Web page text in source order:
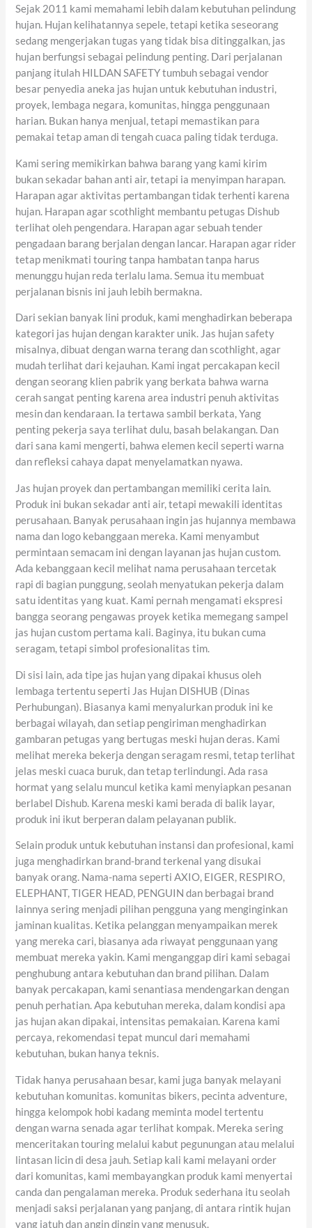
Sejak 2011 kami memahami lebih dalam kebutuhan pelindung
hujan. Hujan kelihatannya sepele, tetapi ketika seseorang
sedang mengerjakan tugas yang tidak bisa ditinggalkan, jas
hujan berfungsi sebagai pelindung penting. Dari perjalanan
panjang itulah HILDAN SAFETY tumbuh sebagai vendor
besar penyedia aneka jas hujan untuk kebutuhan industri,
proyek, lembaga negara, komunitas, hingga penggunaan
harian. Bukan hanya menjual, tetapi memastikan para
pemakai tetap aman di tengah cuaca paling tidak terduga.
Kami sering memikirkan bahwa barang yang kami kirim
bukan sekadar bahan anti air, tetapi ia menyimpan harapan.
Harapan agar aktivitas pertambangan tidak terhenti karena
hujan. Harapan agar scothlight membantu petugas Dishub
terlihat oleh pengendara. Harapan agar sebuah tender
pengadaan barang berjalan dengan lancar. Harapan agar rider
tetap menikmati touring tanpa hambatan tanpa harus
menunggu hujan reda terlalu lama. Semua itu membuat
perjalanan bisnis ini jauh lebih bermakna.
Dari sekian banyak lini produk, kami menghadirkan beberapa
kategori jas hujan dengan karakter unik. Jas hujan safety
misalnya, dibuat dengan warna terang dan scothlight, agar
mudah terlihat dari kejauhan. Kami ingat percakapan kecil
dengan seorang klien pabrik yang berkata bahwa warna
cerah sangat penting karena area industri penuh aktivitas
mesin dan kendaraan. Ia tertawa sambil berkata, Yang
penting pekerja saya terlihat dulu, basah belakangan. Dan
dari sana kami mengerti, bahwa elemen kecil seperti warna
dan refleksi cahaya dapat menyelamatkan nyawa.
Jas hujan proyek dan pertambangan memiliki cerita lain.
Produk ini bukan sekadar anti air, tetapi mewakili identitas
perusahaan. Banyak perusahaan ingin jas hujannya membawa
nama dan logo kebanggaan mereka. Kami menyambut
permintaan semacam ini dengan layanan jas hujan custom.
Ada kebanggaan kecil melihat nama perusahaan tercetak
rapi di bagian punggung, seolah menyatukan pekerja dalam
satu identitas yang kuat. Kami pernah mengamati ekspresi
bangga seorang pengawas proyek ketika memegang sampel
jas hujan custom pertama kali. Baginya, itu bukan cuma
seragam, tetapi simbol profesionalitas tim.
Di sisi lain, ada tipe jas hujan yang dipakai khusus oleh
lembaga tertentu seperti Jas Hujan DISHUB (Dinas
Perhubungan). Biasanya kami menyalurkan produk ini ke
berbagai wilayah, dan setiap pengiriman menghadirkan
gambaran petugas yang bertugas meski hujan deras. Kami
melihat mereka bekerja dengan seragam resmi, tetap terlihat
jelas meski cuaca buruk, dan tetap terlindungi. Ada rasa
hormat yang selalu muncul ketika kami menyiapkan pesanan
berlabel Dishub. Karena meski kami berada di balik layar,
produk ini ikut berperan dalam pelayanan publik.
Selain produk untuk kebutuhan instansi dan profesional, kami
juga menghadirkan brand-brand terkenal yang disukai
banyak orang. Nama-nama seperti AXIO, EIGER, RESPIRO,
ELEPHANT, TIGER HEAD, PENGUIN dan berbagai brand
lainnya sering menjadi pilihan pengguna yang menginginkan
jaminan kualitas. Ketika pelanggan menyampaikan merek
yang mereka cari, biasanya ada riwayat penggunaan yang
membuat mereka yakin. Kami menganggap diri kami sebagai
penghubung antara kebutuhan dan brand pilihan. Dalam
banyak percakapan, kami senantiasa mendengarkan dengan
penuh perhatian. Apa kebutuhan mereka, dalam kondisi apa
jas hujan akan dipakai, intensitas pemakaian. Karena kami
percaya, rekomendasi tepat muncul dari memahami
kebutuhan, bukan hanya teknis.
Tidak hanya perusahaan besar, kami juga banyak melayani
kebutuhan komunitas. komunitas bikers, pecinta adventure,
hingga kelompok hobi kadang meminta model tertentu
dengan warna senada agar terlihat kompak. Mereka sering
menceritakan touring melalui kabut pegunungan atau melalui
lintasan licin di desa jauh. Setiap kali kami melayani order
dari komunitas, kami membayangkan produk kami menyertai
canda dan pengalaman mereka. Produk sederhana itu seolah
menjadi saksi perjalanan yang panjang, di antara rintik hujan
yang jatuh dan angin dingin yang menusuk.